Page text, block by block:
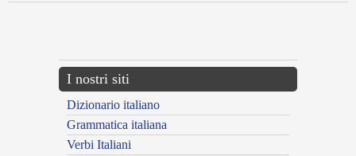
I nostri siti
Dizionario italiano
Grammatica italiana
Verbi Italiani